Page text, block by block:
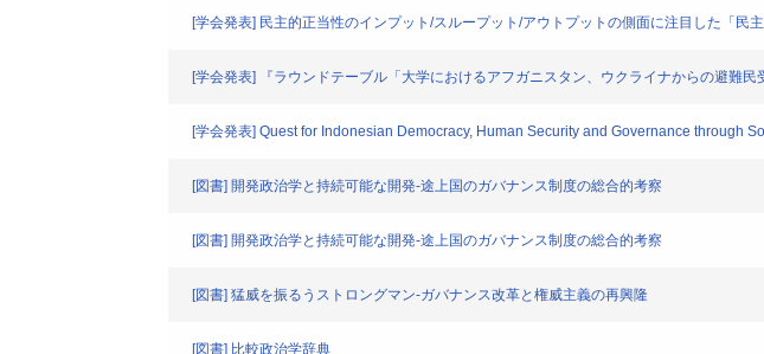
[学会発表] 民主的正当性のインプット/スループット/アウトプットの側面に注目した「民
[学会発表] 『ラウンドテーブル「大学におけるアフガニスタン、ウクライナからの避難民
[学会発表] Quest for Indonesian Democracy, Human Security and Governance through
[図書] 開発政治学と持続可能な開発-途上国のガバナンス制度の総合的考察
[図書] 開発政治学と持続可能な開発‐途上国のガバナンス制度の総合的考察
[図書] 猛威を振るうストロングマン‐ガバナンス改革と権威主義の再興隆
[図書] 比較政治学辞典